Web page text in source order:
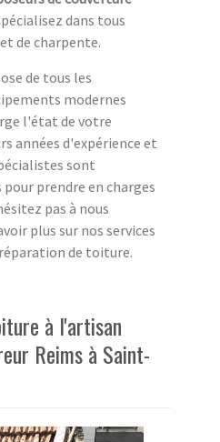
dans tous
de charpente.
de tous les
modernes
l'état de votre
années d'expérience et
sont
prendre en charges
pas à nous
plus sur nos services
de toiture.
à l'artisan
Reims à Saint-